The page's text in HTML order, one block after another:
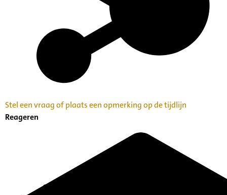
Stel een vraag of plaats een opmerking op de tijdlijn
Reageren